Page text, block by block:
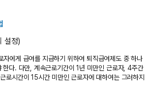
설정)
에게 급여를 지급하기 위하여 퇴직급여제도 중 하나
한다. 다만, 계속근로기간이 1년 미만인 근로자, 4주간
로시간이 15시간 미만인 근로자에 대하여는 그러하지